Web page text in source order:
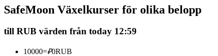
SafeMoon Växelkurser för olika belopp
till RUB värden från today 12:59
10000=₽0RUB